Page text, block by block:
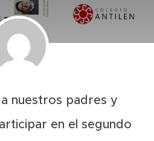
a nuestros padres y
en el segundo